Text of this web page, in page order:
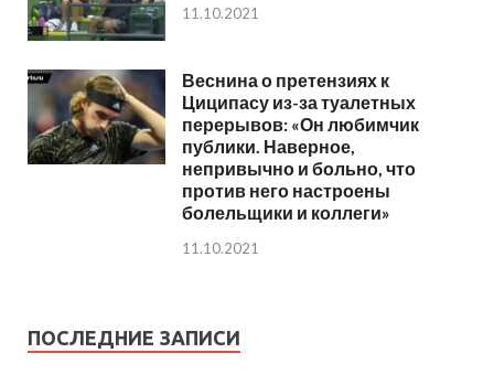
11.10.2021
Веснина о претензиях к
Циципасу из-за туалетных
перерывов: «Он любимчик
публики. Наверное,
непривычно и больно, что
против него настроены
болельщики и коллеги»
11.10.2021
ПОСЛЕДНИЕ ЗАПИСИ